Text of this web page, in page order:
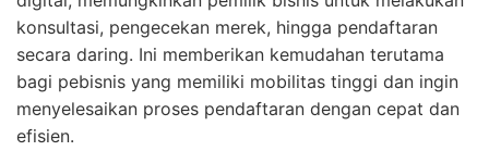
konsultasi, pengecekan merek, hingga pendaftaran
secara daring. Ini memberikan kemudahan terutama
bagi pebisnis yang memiliki mobilitas tinggi dan ingin
menyelesaikan proses pendaftaran dengan cepat dan
efisien.